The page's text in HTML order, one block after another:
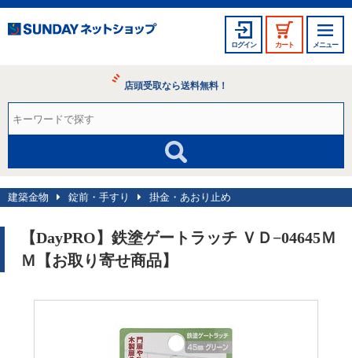
ログイン カート メニュー
店頭受取なら送料無料！
建築金物 錠前・手すり 掛金・あおり止め
【DayPRO】鉄塗ゲートラッチ ＶＤ−04645Ｍ
Ｍ【お取り寄せ商品】